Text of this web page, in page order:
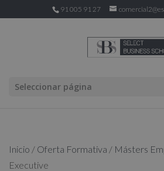
91 005 91 27
Seleccionar página
Inicio / Oferta Formativa / Másters
Executive